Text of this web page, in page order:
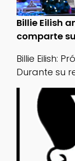
Billie Eilish
comparte
Billie Eilish:
Durante su